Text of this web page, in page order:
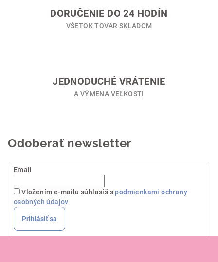
y
v
ý
u
DORUČENIE DO 24 HODÍN
VŠETOK TOVAR SKLADOM
JEDNODUCHÉ VRÁTENIE
A VÝMENA VEĽKOSTI
Odoberať newsletter
Email
Vložením e-mailu súhlasíš spodmienkami ochrany
osobných údajov
Prihlásiť sa